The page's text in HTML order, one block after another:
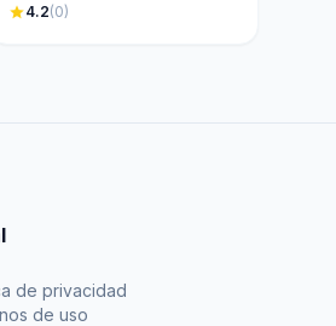
star4.2(0)
de privacidad
de uso